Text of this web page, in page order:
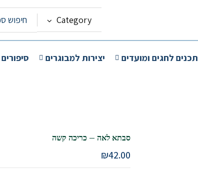
Category
תכנים לחגים ומועדים יצירות למבוגרים
סבתא לאה – כריכה קשה
₪42.00